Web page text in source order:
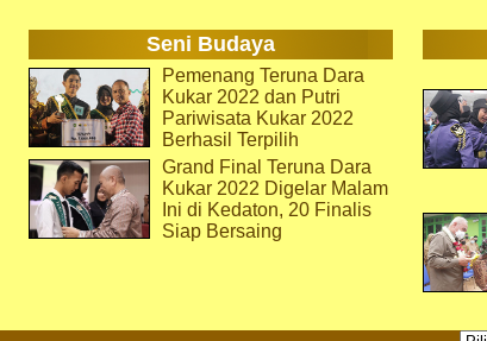
Seni Budaya
Pemenang Teruna Dara
Kukar 2022 dan Putri
Pariwisata Kukar 2022
Berhasil Terpilih
Grand Final Teruna Dara
Kukar 2022 Digelar Malam
Ini di Kedaton, 20 Finalis
Siap Bersaing